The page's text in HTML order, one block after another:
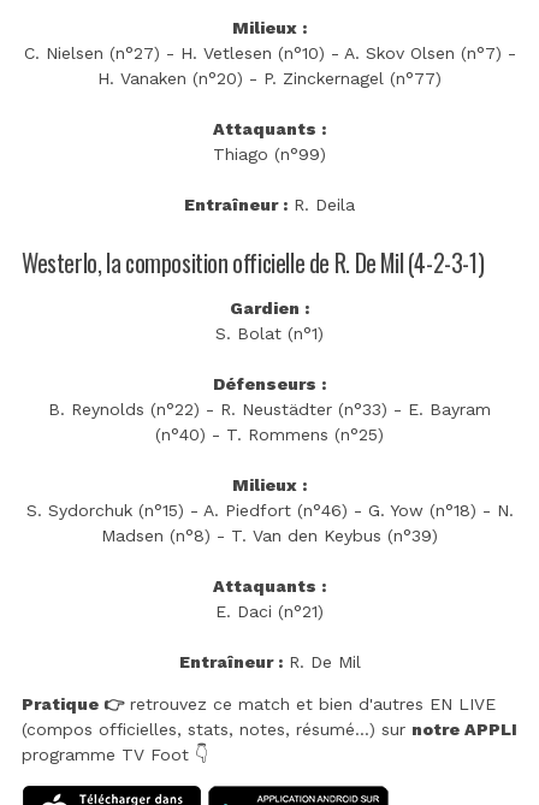
Milieux :
C. Nielsen (n°27) - H. Vetlesen (n°10) - A. Skov Olsen (n°7) -
H. Vanaken (n°20) - P. Zinckernagel (n°77)
Attaquants :
Thiago (n°99)
Entraîneur : R. Deila
Westerlo, la composition officielle de R. De Mil (4-2-3-1)
Gardien :
S. Bolat (n°1)
Défenseurs :
B. Reynolds (n°22) - R. Neustädter (n°33) - E. Bayram
(n°40) - T. Rommens (n°25)
Milieux :
S. Sydorchuk (n°15) - A. Piedfort (n°46) - G. Yow (n°18) - N.
Madsen (n°8) - T. Van den Keybus (n°39)
Attaquants :
E. Daci (n°21)
Entraîneur :R. De Mil
Pratique 👉retrouvez ce match et bien d'autres EN LIVE
(compos officielles, stats, notes, résumé...) sur notre APPLI
programme TV Foot 👇